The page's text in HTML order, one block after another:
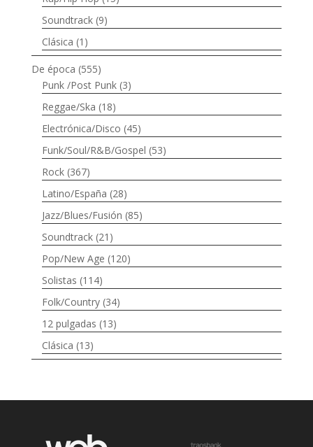
Soundtrack (9)
Clásica (1)
De época (555)
Punk /Post Punk (3)
Reggae/Ska (18)
Electrónica/Disco (45)
Funk/Soul/R&B/Gospel (53)
Rock (367)
Latino/España (28)
Jazz/Blues/Fusión (85)
Soundtrack (21)
Pop/New Age (120)
Solistas (114)
Folk/Country (34)
12 pulgadas (13)
Clásica (13)